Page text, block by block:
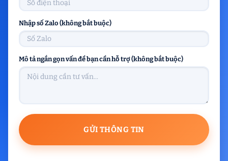
Nhập số Zalo (không bắt buộc)
Mô tả ngắn gọn vấn đề bạn cần hỗ trợ (không bắt buộc)